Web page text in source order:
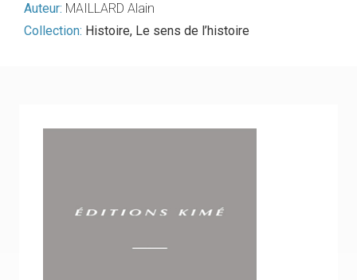
Auteur: MAILLARD Alain
Collection: Histoire, Le sens de l’histoire